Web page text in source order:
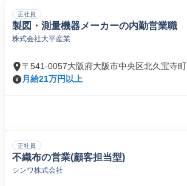
正社員
製図・測量機器メーカーの内勤営業職
株式会社大平産業
〒541-0057大阪府大阪市中央区北久宝寺町
月給21万円以上
正社員
不織布の営業(顧客担当型)
シンワ株式会社